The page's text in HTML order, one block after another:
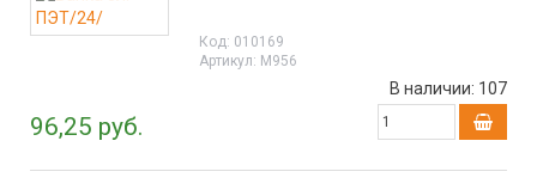
Код: 010169
Артикул: М956
96,25 руб.
В наличии: 107